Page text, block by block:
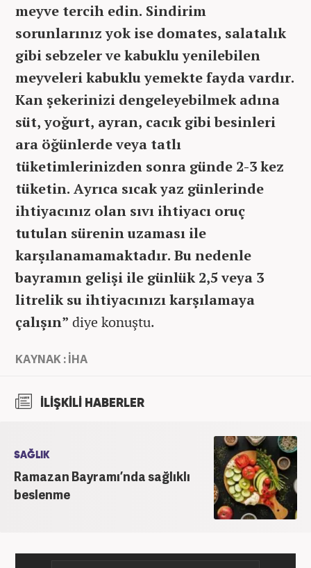
meyve tercih edin. Sindirim
sorunlarınız yok ise domates, salatalık
gibi sebzeler ve kabuklu yenilebilen
meyveleri kabuklu yemekte fayda vardır.
Kan şekerinizi dengeleyebilmek adına
süt, yoğurt, ayran, cacık gibi besinleri
ara öğünlerde veya tatlı
tüketimlerinizden sonra günde 2-3 kez
tüketin. Ayrıca sıcak yaz günlerinde
ihtiyacınız olan sıvı ihtiyacı oruç
tutulan sürenin uzaması ile
karşılanamamaktadır. Bu nedenle
bayramın gelişi ile günlük 2,5 veya 3
litrelik su ihtiyacınızı karşılamaya
çalışın” diye konuştu.
KAYNAK : İHA
İLİŞKİLİ HABERLER
SAĞLIK
Ramazan Bayramı’nda sağlıklı
beslenme